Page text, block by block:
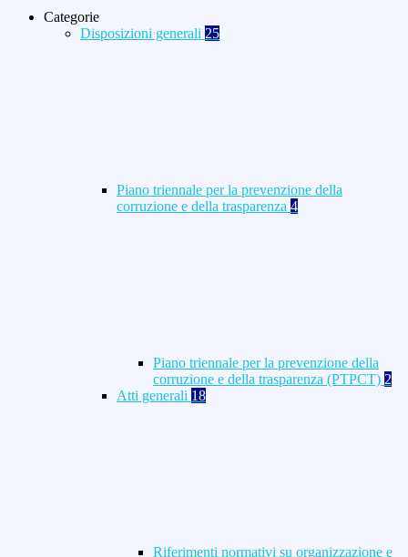
Categorie
Disposizioni generali 25
Piano triennale per la prevenzione della
corruzione e della trasparenza 4
Piano triennale per la prevenzione della
corruzione e della trasparenza (PTPCT) 2
Atti generali 18
Riferimenti normativi su organizzazione e